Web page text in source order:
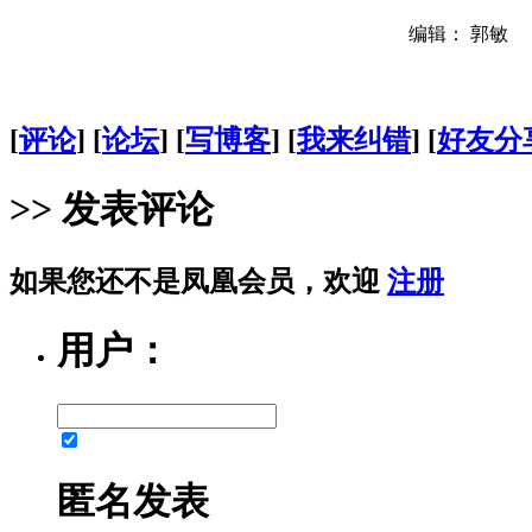
编辑： 郭敏
[评论] [论坛] [写博客] [我来纠错] [好友分
>> 发表评论
如果您还不是凤凰会员，欢迎 注册
用户：
匿名发表